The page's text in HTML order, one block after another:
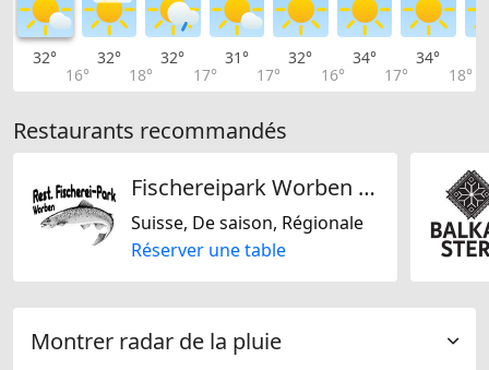
32°
16°
32°
18°
32°
17°
31°
17°
32°
16°
34°
17°
34°
18°
Restaurants recommandés
Fischereipark Worben AG
Suisse, De saison, Régionale
Réserver une table
Montrer radar de la pluie